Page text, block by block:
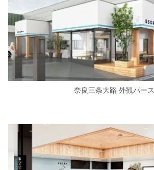
奈良三条大路 外観パース